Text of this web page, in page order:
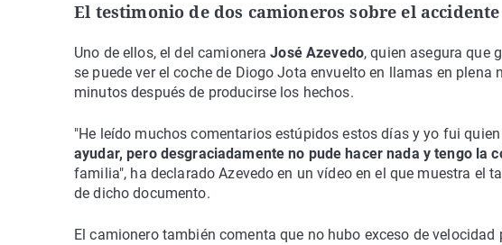
El testimonio de dos camioneros sobre el
Uno de ellos, el del camioneraJosé Azevedo, quien asegura que
se puede ver el coche de Diogo Jota envuelto en llamas en plena
minutos después de producirse los hechos.
"He leído muchos comentarios estúpidos estos días y yo fui
ayudar, pero desgraciadamente no pude hacer nada y tengo la
familia", ha declarado Azevedo en un vídeo en el que muestra el
de dicho documento.
El camionero también comenta que no hubo exceso de velocidad